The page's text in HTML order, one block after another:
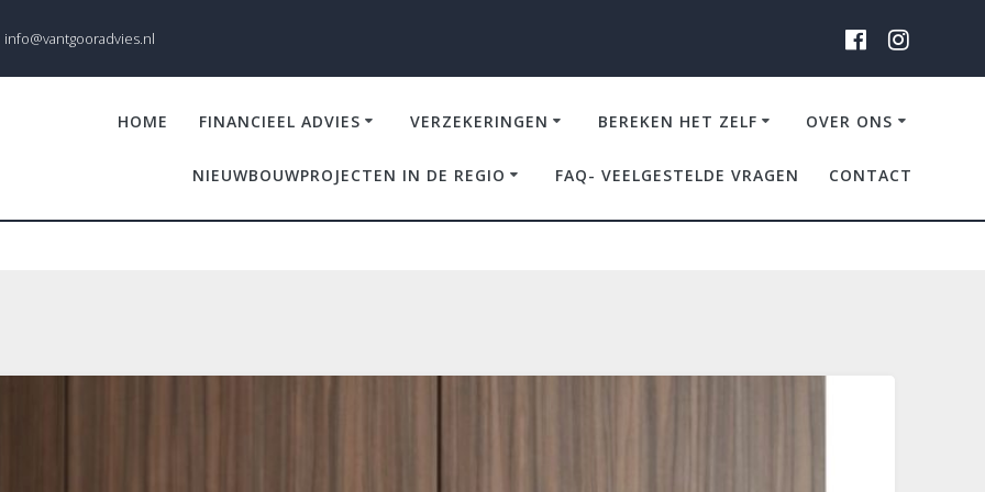
info@vantgooradvies.nl
HOME FINANCIEEL ADVIES VERZEKERINGEN BEREKEN HET ZELF OVER ONS
NIEUWBOUWPROJECTEN IN DE REGIO FAQ- VEELGESTELDE VRAGEN CONTACT